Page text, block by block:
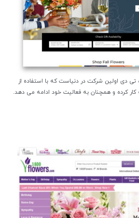
دی اولین شرکت در دنیاست که با استفاده از